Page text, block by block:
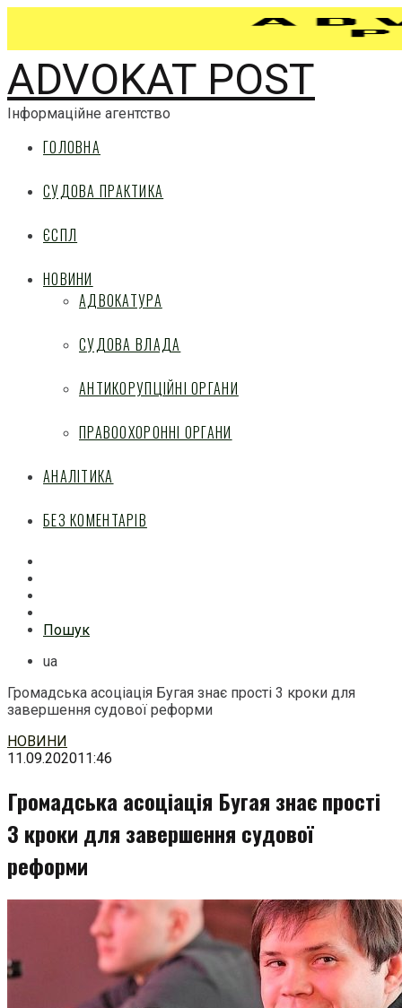
ADVOKAT POST
Інформаційне агентство
ГОЛОВНА
СУДОВА ПРАКТИКА
ЄСПЛ
НОВИНИ
АДВОКАТУРА
СУДОВА ВЛАДА
АНТИКОРУПЦІЙНІ ОРГАНИ
ПРАВООХОРОННІ ОРГАНИ
АНАЛІТИКА
БЕЗ КОМЕНТАРІВ
Пошук
ua
Громадська асоціація Бугая знає прості 3 кроки для
завершення судової реформи
Перейти
до
НОВИНИ
11.09.202011:46
Громадська асоціація Бугая знає прості
3 кроки для завершення судової
реформи